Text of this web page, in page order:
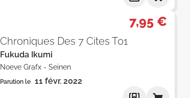
7,95 €
Chroniques Des 7 Cites T01
Fukuda Ikumi
Noeve Grafx - Seinen
Parution le 11 févr. 2022